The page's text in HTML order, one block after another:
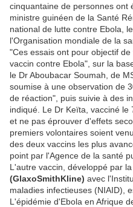
cinquantaine de personnes ont
ministre guinéen de la Santé
national de lutte contre Ebola,
l'Organisation mondiale de la
"Ces essais ont pour objectif
vaccin contre Ebola", sur la
le Dr Aboubacar Soumah, de
soumise à une observation de
de réaction", puis suivie à des
indiqué. Le Dr Keïta, vacciné
et ne pas éprouver d'effets
premiers volontaires soient
des deux vaccins les plus
point par l'Agence de la santé
L'autre vaccin, développé par
(GlaxoSmithKline) avec
maladies infectieuses (NIAID),
L'épidémie d'Ebola en Afrique